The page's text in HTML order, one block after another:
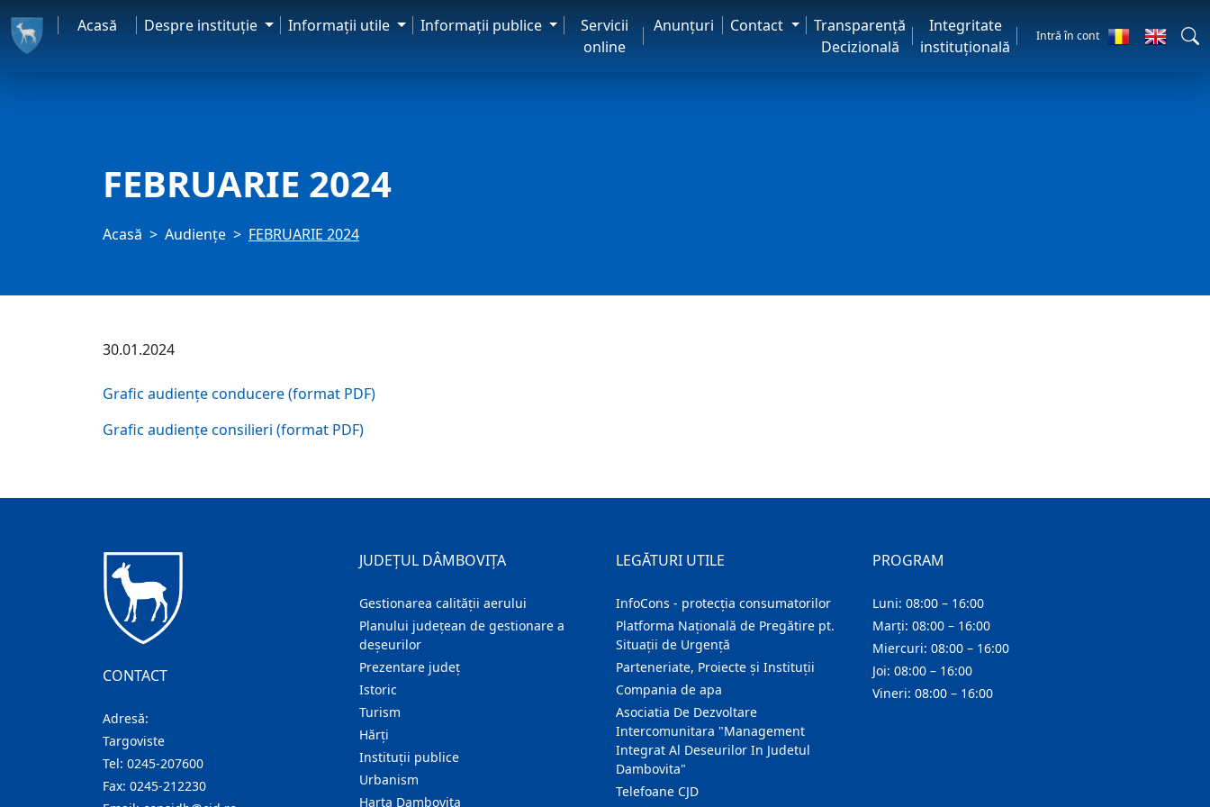
Acasă Despre instituţie Informaţii utile Informaţii publice
Servicii
online
Anunţuri Contact
Transparență
Decizională
Integritate
instituțională
Intră în cont
FEBRUARIE 2024
Acasă Audienţe FEBRUARIE 2024
30.01.2024
Grafic audiențe conducere (format PDF)
Grafic audiențe consilieri (format PDF)
CONTACT
Adresă:
Targoviste
Tel: 0245-207600
Fax: 0245-212230
JUDEȚUL DÂMBOVIȚA
Gestionarea calității aerului
Planului județean de gestionare a
deșeurilor
Prezentare judeţ
Istoric
Turism
Hărţi
Instituţii publice
Urbanism
Harta Dambovita
LEGĂTURI UTILE
InfoCons - protecția consumatorilor
Platforma Națională de Pregătire pt.
Situații de Urgență
Parteneriate, Proiecte și Instituții
Compania de apa
Asociatia De Dezvoltare
Intercomunitara "Management
Integrat Al Deseurilor In Judetul
Dambovita"
Telefoane CJD
PROGRAM
Luni: 08:00 – 16:00
Marți: 08:00 – 16:00
Miercuri: 08:00 – 16:00
Joi: 08:00 – 16:00
Vineri: 08:00 – 16:00